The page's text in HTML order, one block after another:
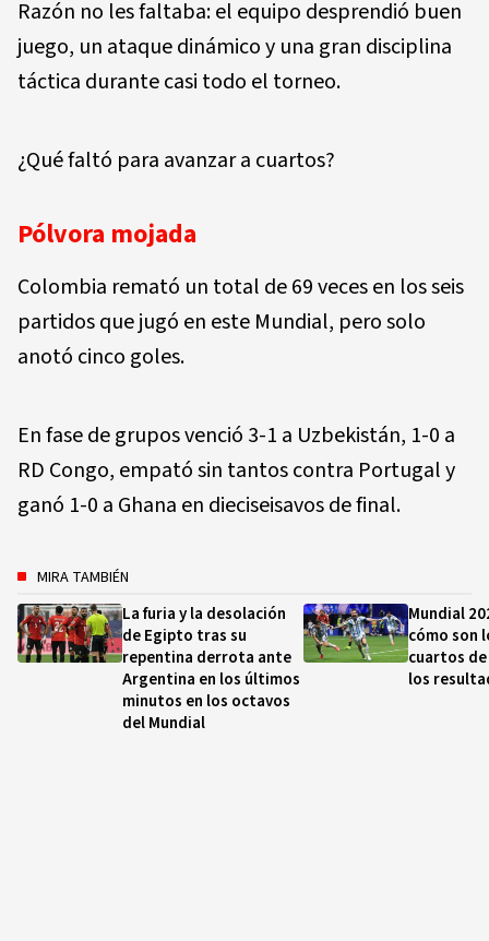
Razón no les faltaba: el equipo desprendió buen
juego, un ataque dinámico y una gran disciplina
táctica durante casi todo el torneo.
¿Qué faltó para avanzar a cuartos?
Pólvora mojada
Colombia remató un total de 69 veces en los seis
partidos que jugó en este Mundial, pero solo
anotó cinco goles.
En fase de grupos venció 3-1 a Uzbekistán, 1-0 a
RD Congo, empató sin tantos contra Portugal y
ganó 1-0 a Ghana en dieciseisavos de final.
MIRA TAMBIÉN
La furia y la desolación
de Egipto tras su
repentina derrota ante
Argentina en los últimos
minutos en los octavos
del Mundial
Mundial
cómo son
cuartos
los